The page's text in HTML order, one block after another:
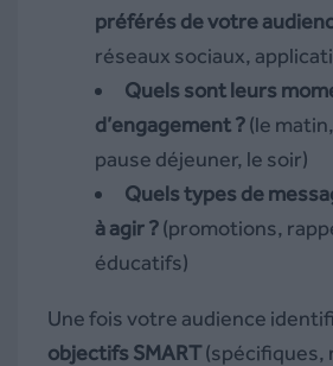
préférés de votre
réseaux sociaux,
Quels sont leurs
d’engagement ?(le
pause déjeuner, le soir)
Quels types de
à agir ?(promotions,
éducatifs)
Une fois votre audience
objectifs SMART(spécifiques,